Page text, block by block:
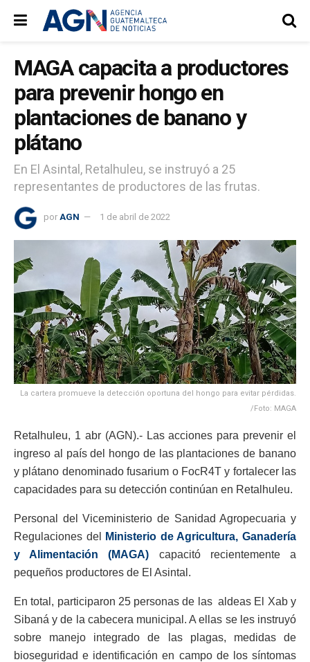
MAGA capacita a productores
para prevenir hongo en
plantaciones de banano y
plátano
En El Asintal, Retalhuleu, se instruyó a 25
representantes de productores de las frutas.
por AGN 1 de abril de 2022
La cartera promueve la detección oportuna del hongo para evitar pérdidas.
/Foto: MAGA
Retalhuleu, 1 abr (AGN).- Las acciones para prevenir el
ingreso al país del hongo de las plantaciones de banano
y plátano denominado fusarium o FocR4T y fortalecer las
capacidades para su detección continúan en Retalhuleu.
Personal del Viceministerio de Sanidad Agropecuaria y
Regulaciones del
Ministerio de Agricultura, Ganadería
y Alimentación (MAGA) capacitó recientemente a
pequeños productores de El Asintal.
En total, participaron 25 personas de las aldeas El Xab y
Sibaná y de la cabecera municipal. A ellas se les instruyó
sobre manejo integrado de las plagas, medidas de
bioseguridad e identificación en campo de los síntomas